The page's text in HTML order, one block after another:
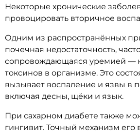
Некоторые хронические
провоцировать вторичное
Одним из распространённых
почечная недостаточность,
сопровождающаяся уремией —
токсинов в организме. Это
вызывает воспаление и язвы в
включая десны, щёки и язык.
При сахарном диабете также
гингивит. Точный механизм его